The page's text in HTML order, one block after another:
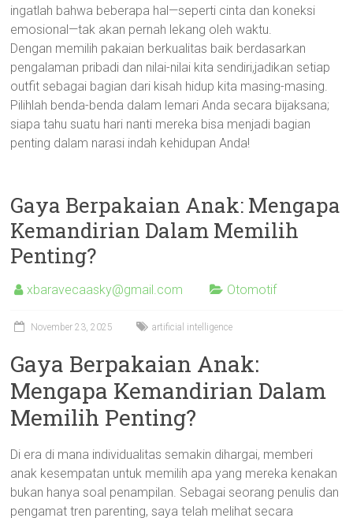
ingatlah bahwa beberapa hal—seperti cinta dan koneksi
emosional—tak akan pernah lekang oleh waktu.
Dengan memilih pakaian berkualitas baik berdasarkan
pengalaman pribadi dan nilai-nilai kita sendiri,jadikan setiap
outfit sebagai bagian dari kisah hidup kita masing-masing.
Pilihlah benda-benda dalam lemari Anda secara bijaksana;
siapa tahu suatu hari nanti mereka bisa menjadi bagian
penting dalam narasi indah kehidupan Anda!
Gaya Berpakaian Anak: Mengapa
Kemandirian Dalam Memilih
Penting?
xbaravecaasky@gmail.com Otomotif
November 23, 2025 artificial intelligence
Gaya Berpakaian Anak:
Mengapa Kemandirian Dalam
Memilih Penting?
Di era di mana individualitas semakin dihargai, memberi
anak kesempatan untuk memilih apa yang mereka kenakan
bukan hanya soal penampilan. Sebagai seorang penulis dan
pengamat tren parenting, saya telah melihat secara